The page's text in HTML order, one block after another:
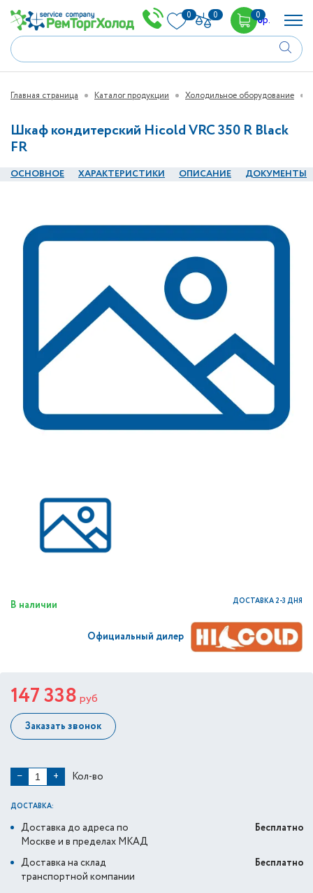
0 0 00р.
Главная страница Каталог продукции Холодильное оборудование
Шкаф кондитерский Hicold VRC 350 R Black
FR
ОСНОВНОЕ ХАРАКТЕРИСТИКИ ОПИСАНИЕ ДОКУМЕНТЫ
В наличии ДОСТАВКА 2-3 ДНЯ
Официальный дилер
147 338 руб
Заказать звонок
− + Кол-во
ДОСТАВКА:
Доставка до адреса по
Москве и в пределах МКАД
Бесплатно
Доставка на склад
транспортной компании
Бесплатно